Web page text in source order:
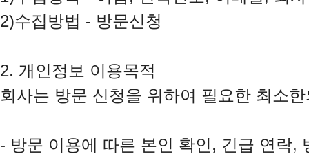
2)수집방법 - 방문신청
2. 개인정보 이용목적
회사는 방문 신청을 위하여 필요한 최소
- 방문 이용에 따른 본인 확인, 긴급 연락,